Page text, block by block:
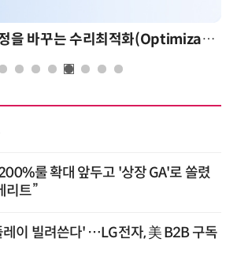
AI 시대의 의사결정을 바꾸는 수리최적화(Optimization): 실제 산업 적용 사례와 활용 전략
룰 확대 앞두고 '상장 GA'로 쏠렸
리트”
레이 빌려쓴다' …LG전자, 美 B2B 구독